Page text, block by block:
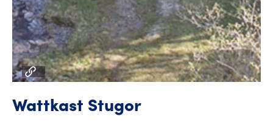
Wattkast Stugor